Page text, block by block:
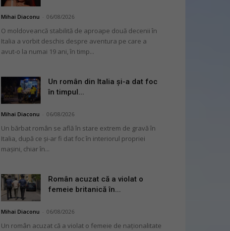
Mihai Diaconu 06/08/2026
O moldoveancă stabilită de aproape două decenii în
Italia a vorbit deschis despre aventura pe care a
avut-o la numai 19 ani, în timp...
Un român din Italia și-a dat foc
în timpul...
Mihai Diaconu 06/08/2026
Un bărbat român se află în stare extrem de gravă în
Italia, după ce și-ar fi dat foc în interiorul propriei
mașini, chiar în...
Român acuzat că a violat o
femeie britanică în...
Mihai Diaconu 06/08/2026
Un român acuzat că a violat o femeie de naționalitate